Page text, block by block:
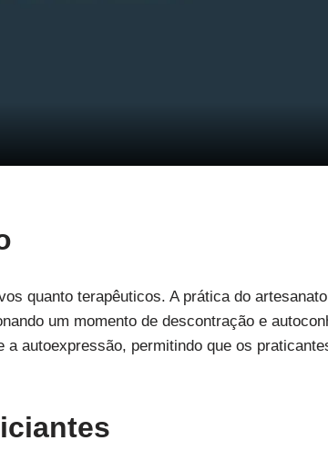
quanto terapêuticos. A prática do
um momento de descontração e
autoexpressão, permitindo que os